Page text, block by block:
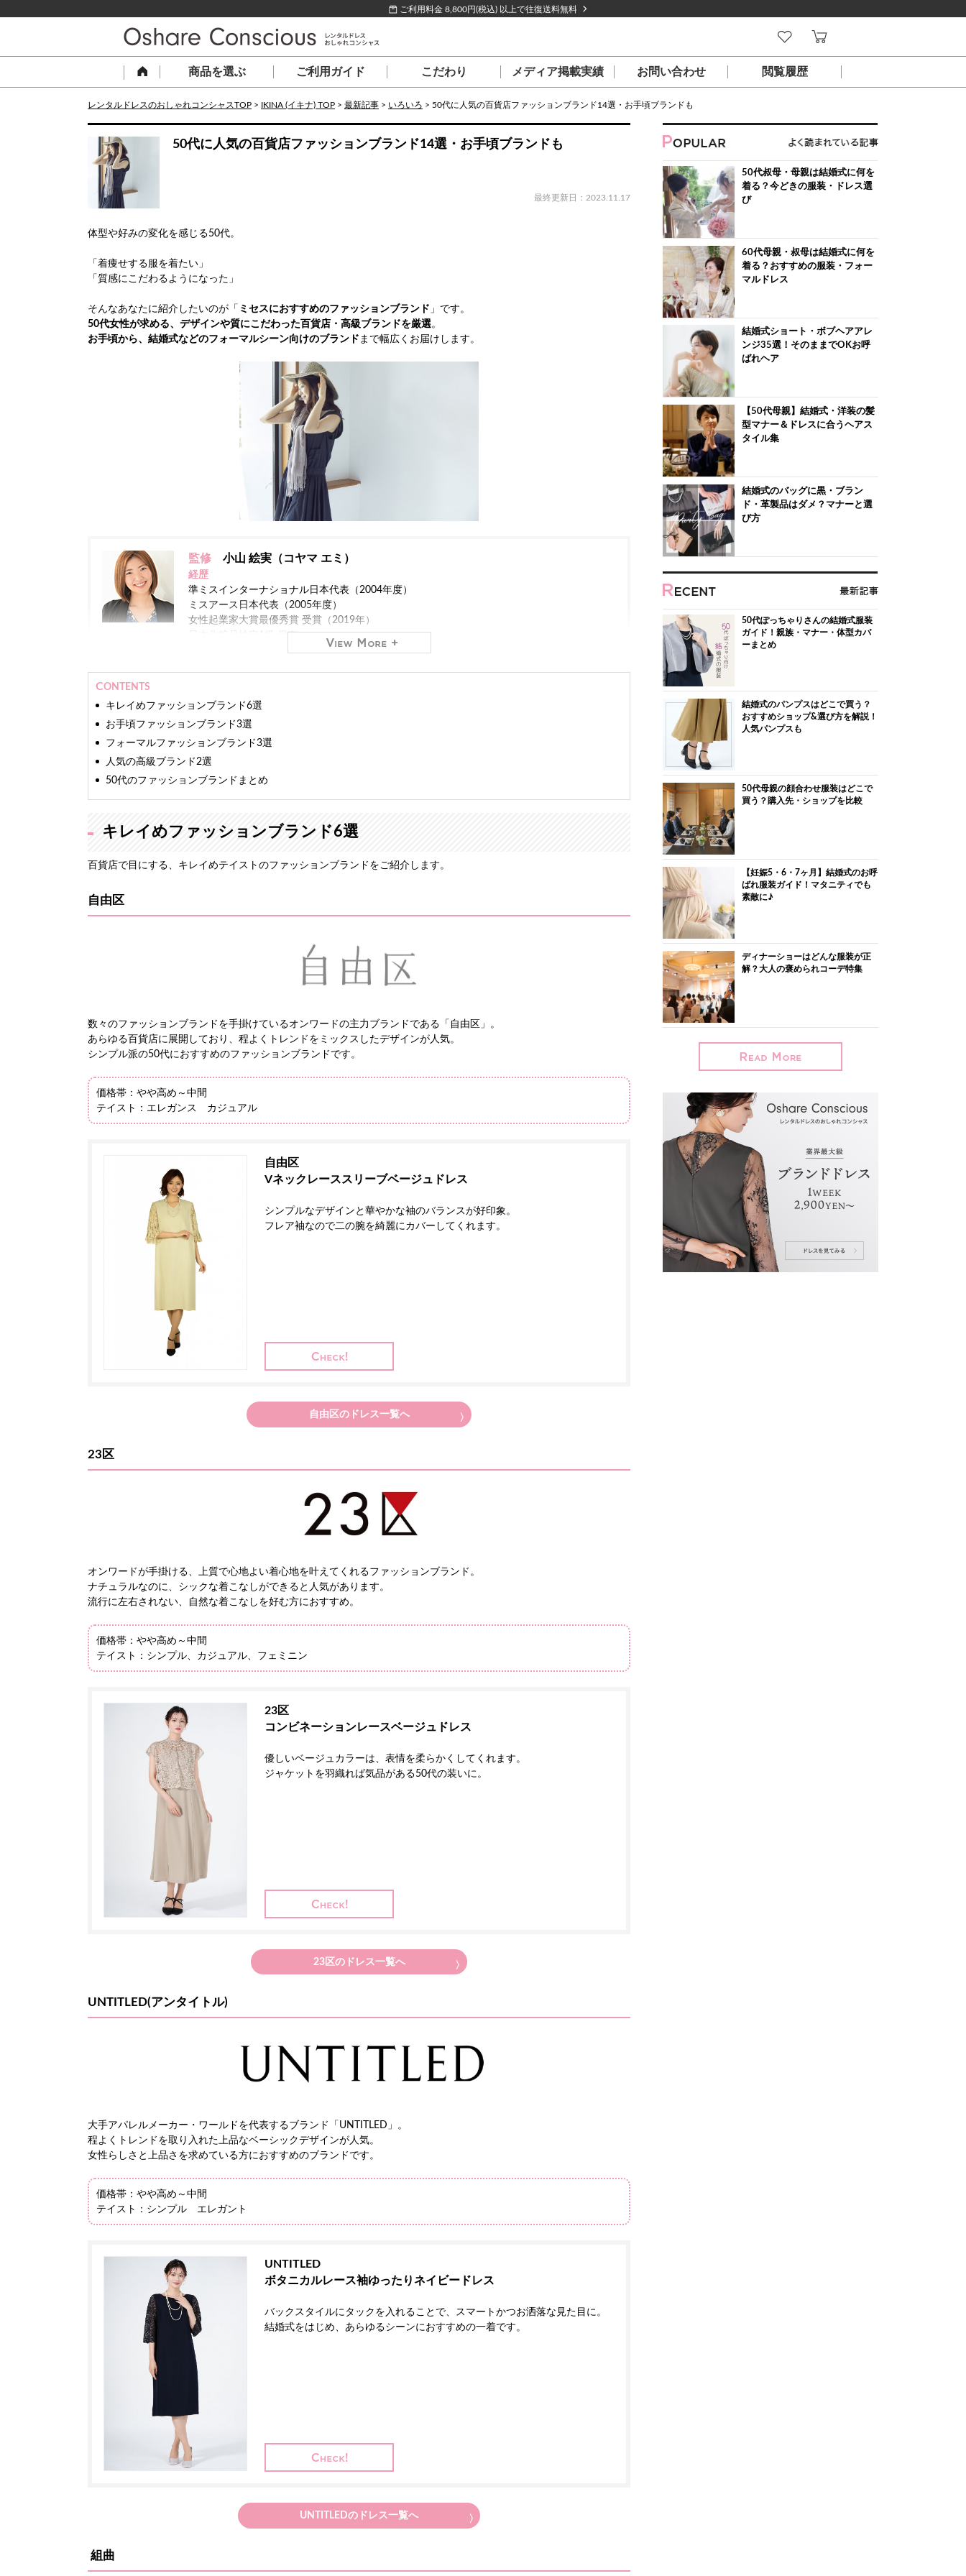
ご利用料金 8,800円(税込) 以上で往復送料無料
商品を選ぶ ご利用ガイド こだわり メディア掲載実績 お問い合わせ 閲覧履歴
レンタルドレスのおしゃれコンシャスTOP > IKINA (イキナ) TOP > 最新記事 > いろいろ > 50代に人気の百貨店ファッションブランド14選・お手頃ブランドも
50代に人気の百貨店ファッションブランド14選・お手頃ブランドも
最終更新日：2023.11.17
体型や好みの変化を感じる50代。
「着痩せする服を着たい」
「質感にこだわるようになった」
そんなあなたに紹介したいのが「 ミセスにおすすめのファッションブランド 」です。
50代女性が求める、デザインや質にこだわった百貨店・高級ブランドを厳選。
お手頃から、結婚式などのフォーマルシーン向けのブランド まで幅広くお届けします。
監修 小山 絵実（コヤマ エミ）
経歴
準ミスインターナショナル日本代表（2004年度）
ミスアース日本代表（2005年度）
女性起業家大賞最優秀賞 受賞（2019年）
日本化粧品検定1級 保有
います。
ファッションモデルやアパレルバイヤーの経験もあり、おしゃれコンシャスでは主に商品の仕
入れを担当。
長年の経験と培った専門知識をもとに、信頼できるマナー・ファッション・美の情報をお届け
します。
CONTENTS
キレイめファッションブランド6選
お手頃ファッションブランド3選
フォーマルファッションブランド3選
人気の高級ブランド2選
50代のファッションブランドまとめ
キレイめファッションブランド6選
百貨店で目にする、キレイめテイストのファッションブランドをご紹介します。
自由区
数々のファッションブランドを手掛けているオンワードの主力ブランドである「自由区」。
あらゆる百貨店に展開しており、程よくトレンドをミックスしたデザインが人気。
シンプル派の50代におすすめのファッションブランドです。
価格帯：やや高め～中間
テイスト：エレガンス カジュアル
自由区
Vネックレーススリーブベージュドレス
シンプルなデザインと華やかな袖のバランスが好印象。
フレア袖なので二の腕を綺麗にカバーしてくれます。
自由区のドレス一覧へ
23区
オンワードが手掛ける、上質で心地よい着心地を叶えてくれるファッションブランド。
ナチュラルなのに、シックな着こなしができると人気があります。
流行に左右されない、自然な着こなしを好む方におすすめ。
価格帯：やや高め～中間
テイスト：シンプル、カジュアル、フェミニン
23区
コンビネーションレースベージュドレス
優しいベージュカラーは、表情を柔らかくしてくれます。
ジャケットを羽織れば気品がある50代の装いに。
23区のドレス一覧へ
UNTITLED(アンタイトル)
大手アパレルメーカー・ワールドを代表するブランド「UNTITLED」。
程よくトレンドを取り入れた上品なベーシックデザインが人気。
女性らしさと上品さを求めている方におすすめのブランドです。
価格帯：やや高め～中間
テイスト：シンプル エレガント
UNTITLED
ボタニカルレース袖ゆったりネイビードレス
バックスタイルにタックを入れることで、スマートかつお洒落な見た目に。
結婚式をはじめ、あらゆるシーンにおすすめの一着です。
UNTITLEDのドレス一覧へ
組曲
50代叔母・母親は結婚式に何を
着る？今どきの服装・ドレス選
び
60代母親・叔母は結婚式に何を
着る？おすすめの服装・フォー
マルドレス
結婚式ショート・ボブヘアアレ
ンジ35選！そのままでOKお呼
ばれヘア
【50代母親】結婚式・洋装の髪
型マナー＆ドレスに合うヘアス
タイル集
結婚式のバッグに黒・ブラン
ド・革製品はダメ？マナーと選
び方
50代ぽっちゃりさんの結婚式服装
ガイド！親族・マナー・体型カバ
ーまとめ
結婚式のパンプスはどこで買う？
おすすめショップ&選び方を解説！
人気パンプスも
50代母親の顔合わせ服装はどこで
買う？購入先・ショップを比較
【妊娠5・6・7ヶ月】結婚式のお呼
ばれ服装ガイド！マタニティでも
素敵に♪
ディナーショーはどんな服装が正
解？大人の褒められコーデ特集